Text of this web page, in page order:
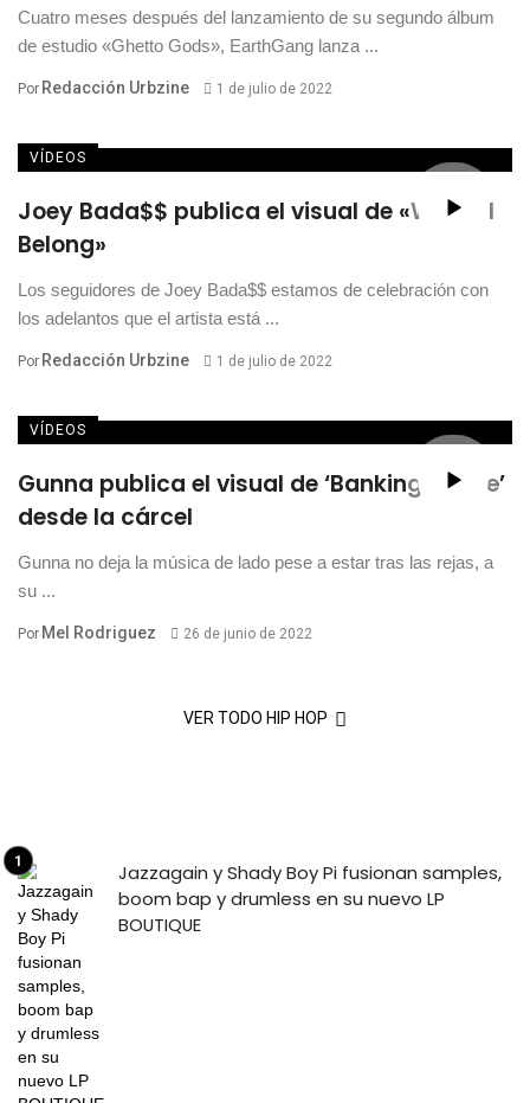
Cuatro meses después del lanzamiento de su segundo álbum
de estudio «Ghetto Gods», EarthGang lanza ...
Por Redacción Urbzine 1 de julio de 2022
VÍDEOS
Joey Bada$$ publica el visual de «Where I
Belong»
Los seguidores de Joey Bada$$ estamos de celebración con
los adelantos que el artista está ...
Por Redacción Urbzine 1 de julio de 2022
VÍDEOS
Gunna publica el visual de ‘Banking On Me’
desde la cárcel
Gunna no deja la música de lado pese a estar tras las rejas, a
su ...
Por Mel Rodriguez 26 de junio de 2022
VER TODO HIP HOP
Jazzagain y Shady Boy Pi fusionan samples,
boom bap y drumless en su nuevo LP
BOUTIQUE